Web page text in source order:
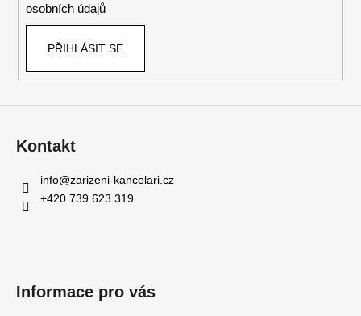
osobních údajů
PŘIHLÁSIT SE
Kontakt
info@zarizeni-kancelari.cz
+420 739 623 319
Informace pro vás